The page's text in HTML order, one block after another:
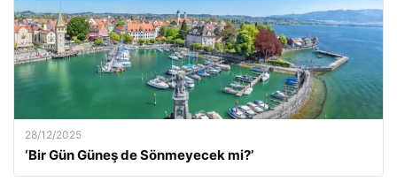
28/12/2025
‘Bir Gün Güneş de Sönmeyecek mi?’